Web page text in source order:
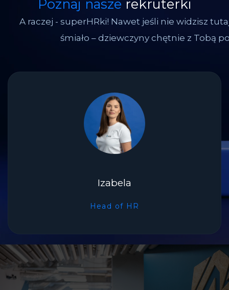
Poznaj nasze rekruterki
A raczej - superHRki! Nawet jeśli nie widzisz
śmiało – dziewczyny chętnie z Tobą
Izabela
Head of HR